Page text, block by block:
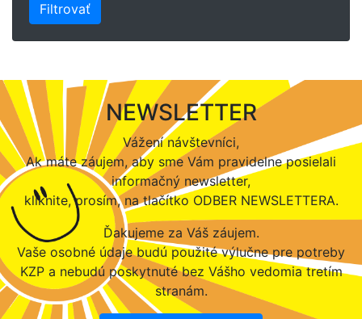
NEWSLETTER
Vážení návštevníci,
Ak máte záujem, aby sme Vám pravidelne posielali
informačný newsletter,
kliknite, prosím, na tlačítko ODBER NEWSLETTERA.
Ďakujeme za Váš záujem.
Vaše osobné údaje budú použité výlučne pre potreby
KZP a nebudú poskytnuté bez Vášho vedomia tretím
stranám.